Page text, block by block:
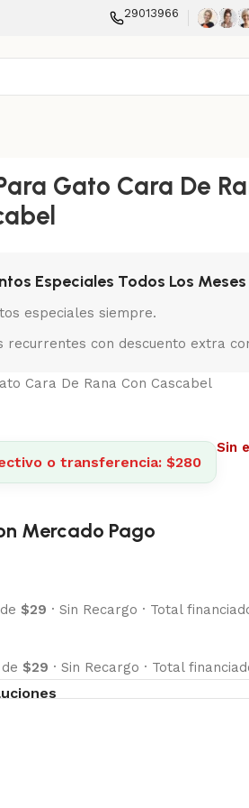
29013966
Gato Cara De
Especiales Todos Los Meses
especiales siempre.
recurrentes con descuento extra
Cara De Rana Con Cascabel
o transferencia: $280
Sin
Mercado Pago
$29 · Sin Recargo · Total
$29 · Sin Recargo · Total